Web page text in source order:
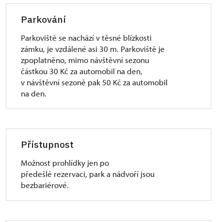
Parkování
Parkoviště se nachází v těsné blízkosti
zámku, je vzdálené asi 30 m. Parkoviště je
zpoplatněno, mimo návštěvní sezonu
částkou 30 Kč za automobil na den,
v návštěvní sezoně pak 50 Kč za automobil
na den.
Přístupnost
Možnost prohlídky jen po
předešlé rezervaci, park a nádvoří jsou
bezbariérové.